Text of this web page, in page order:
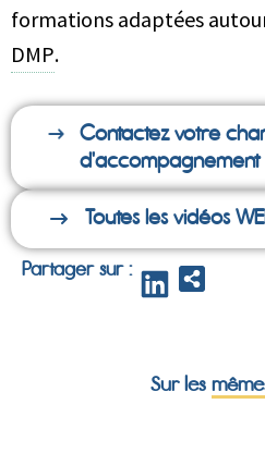
formations adaptées
DMP.
Contactez votre
d'accompagnement
Toutes les vidéos
Partager sur :
Sur les